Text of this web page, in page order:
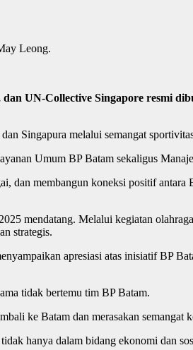
Leong.
UN-Collective Singapore resmi
Singapura melalui semangat
Umum BP Batam sekaligus
membangun koneksi positif antara
mendatang. Melalui kegiatan
strategis.
apresiasi atas inisiatif BP
tidak bertemu tim BP Batam.
ke Batam dan merasakan semangat
hanya dalam bidang ekonomi dan